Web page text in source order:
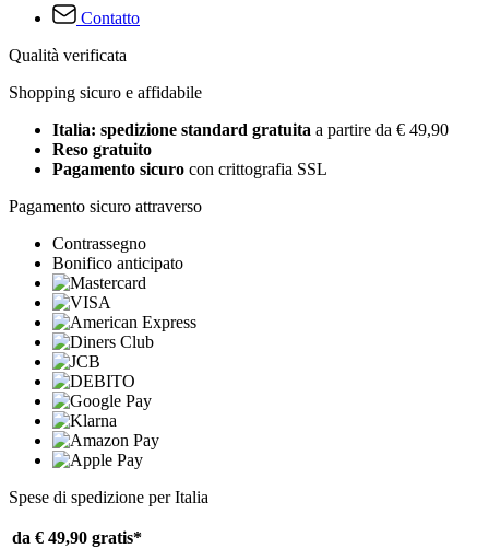
Contatto
Qualità verificata
Shopping sicuro e affidabile
Italia: spedizione standard gratuita a partire da € 49,90
Reso gratuito
Pagamento sicuro con crittografia SSL
Pagamento sicuro attraverso
Contrassegno
Bonifico anticipato
Spese di spedizione per Italia
da € 49,90 gratis*